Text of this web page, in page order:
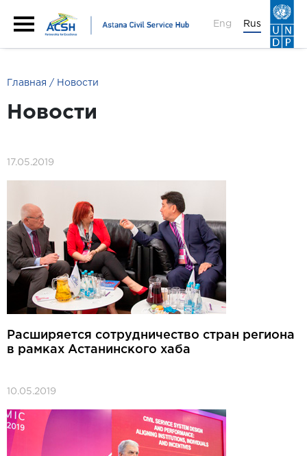
Eng Rus
Главная Новости
Новости
17.05.2019
Расширяется сотрудничество стран региона
в рамках Астанинского хаба
10.05.2019